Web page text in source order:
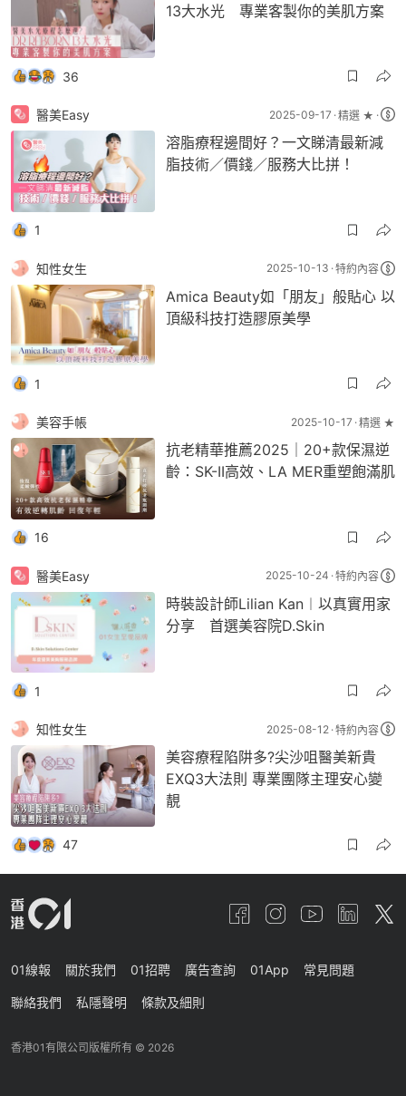
13大水光 專業客製你的美肌方案
36
醫美Easy 2025-09-17 精選 ★
溶脂療程邊間好？一文睇清最新減
脂技術／價錢／服務大比拼！
1
知性女生 2025-10-13 特約內容
Amica Beauty如「朋友」般貼心 以
頂級科技打造膠原美學
1
美容手帳 2025-10-17 精選 ★
抗老精華推薦2025｜20+款保濕逆
齡：SK-II高效、LA MER重塑飽滿肌
16
醫美Easy 2025-10-24 特約內容
時裝設計師Lilian Kan︱以真實用家
分享 首選美容院D.Skin
1
知性女生 2025-08-12 特約內容
美容療程陷阱多?尖沙咀醫美新貴
EXQ3大法則 專業團隊主理安心變
靚
47
01線報 關於我們 01招聘 廣告查詢 01App 常見問題
聯絡我們 私隱聲明 條款及細則
香港01有限公司版權所有 © 2026